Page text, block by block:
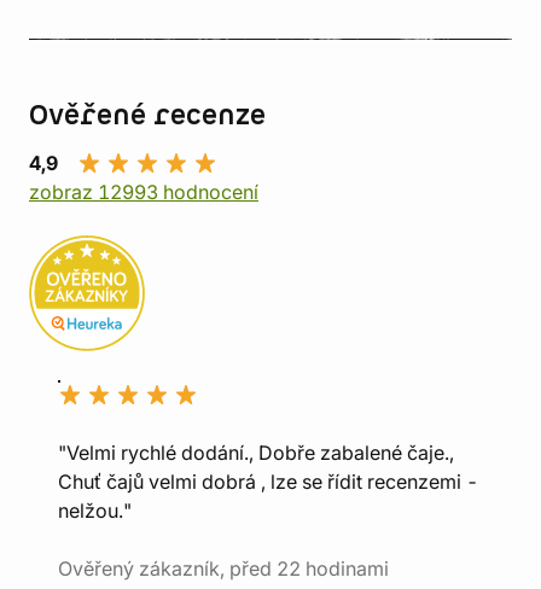
Ověřené recenze
4,9
zobraz 12993 hodnocení
"Velmi rychlé dodání., Dobře zabalené čaje.,
Chuť čajů velmi dobrá , lze se řídit recenzemi -
nelžou."
Ověřený zákazník, před 22 hodinami